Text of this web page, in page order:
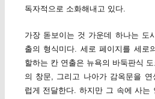
독자적으로 소화해내고 있다.
가장 돋보이는 것 가운데 하나는 도
출의 형식미다. 세로 페이지를 세로
할하는 칸 연출은 뉴욕의 바둑판식
의 창문, 그리고 나아가 감옥문을 연
럽게 전달한다. 하지만 그 속에 사는